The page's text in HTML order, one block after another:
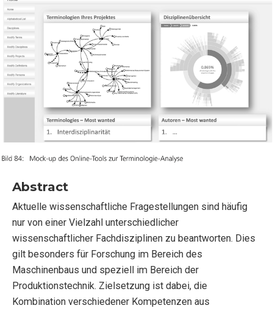
Abstract
Aktuelle wissenschaftliche Fragestellungen sind häufig
nur von einer Vielzahl unterschiedlicher
wissenschaftlicher Fachdisziplinen zu beantworten. Dies
gilt besonders für Forschung im Bereich des
Maschinenbaus und speziell im Bereich der
Produktionstechnik. Zielsetzung ist dabei, die
Kombination verschiedener Kompetenzen aus